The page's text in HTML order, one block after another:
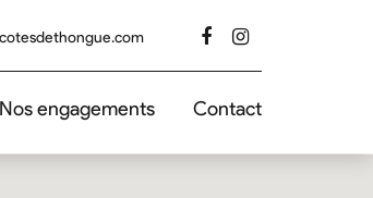
Nos engagements Contact